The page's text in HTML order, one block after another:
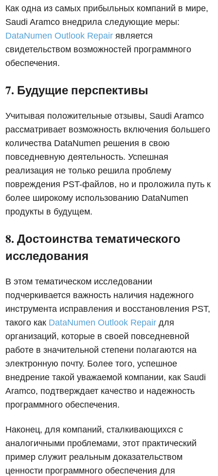
Как одна из самых прибыльных компаний в мире,
Saudi Aramco внедрила следующие меры:
DataNumen Outlook Repair является
свидетельством возможностей программного
обеспечения.
7. Будущие перспективы
Учитывая положительные отзывы, Saudi Aramco
рассматривает возможность включения большего
количества DataNumen решения в свою
повседневную деятельность. Успешная
реализация не только решила проблему
повреждения PST-файлов, но и проложила путь к
более широкому использованию DataNumen
продукты в будущем.
8. Достоинства тематического
исследования
В этом тематическом исследовании
подчеркивается важность наличия надежного
инструмента исправления и восстановления PST,
такого как DataNumen Outlook Repair для
организаций, которые в своей повседневной
работе в значительной степени полагаются на
электронную почту. Более того, успешное
внедрение такой уважаемой компании, как Saudi
Aramco, подтверждает качество и надежность
программного обеспечения.
Наконец, для компаний, сталкивающихся с
аналогичными проблемами, этот практический
пример служит реальным доказательством
ценности программного обеспечения для